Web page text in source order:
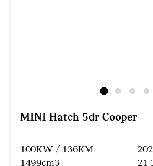
MINI Hatch 5dr Cooper
100KW / 136KM
1499cm3
21